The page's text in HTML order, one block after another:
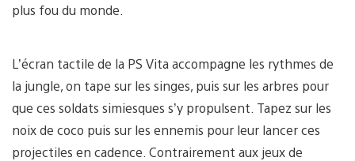
plus fou du monde.
L’écran tactile de la PS Vita accompagne les rythmes de
la jungle, on tape sur les singes, puis sur les arbres pour
que ces soldats simiesques s’y propulsent. Tapez sur les
noix de coco puis sur les ennemis pour leur lancer ces
projectiles en cadence. Contrairement aux jeux de